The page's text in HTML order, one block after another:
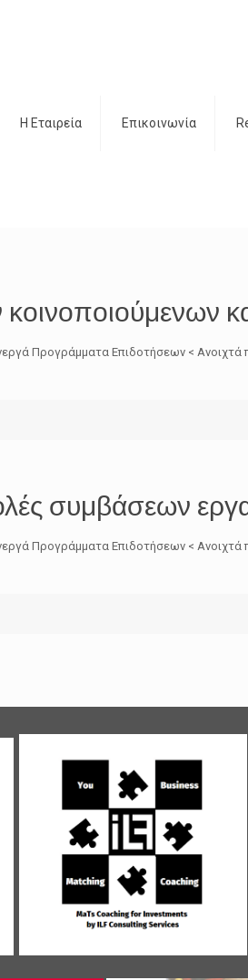
H Εταιρεία Επικοινωνία
Προγράμματα Επιδοτήσεων <
συμβάσεων
Προγράμματα Επιδοτήσεων <